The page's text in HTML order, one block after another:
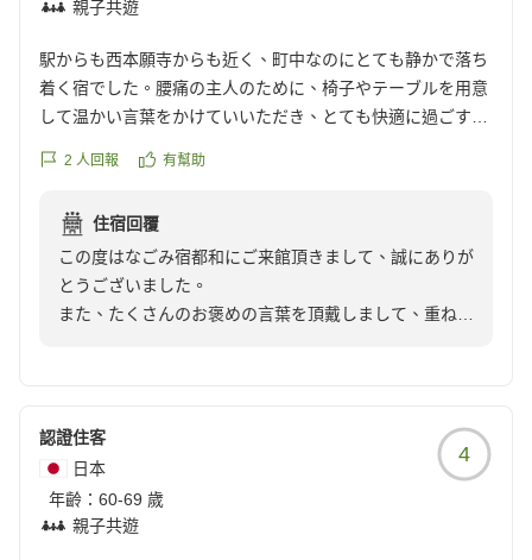
親子共遊
駅からも西本願寺からも近く、町中なのにとても静かで落ち
着く宿でした。腰痛の主人のために、椅子やテーブルを用意
して温かい言葉をかけていいただき、とても快適に過ごすこ
お料理も、とても美味しかったです。
2 人回報 有幫助
住宿回覆
この度はなごみ宿都和にご来館頂きまして、誠にありが
とうございました。
また、たくさんのお褒めの言葉を頂戴しまして、重ねて
ごゆっくりとお過ごし頂けたようで、何よりでございま
椅子テーブルのお席、お喜び頂けてホッと致しました。
美味しそうにお食事を楽しんで頂けたと、担当のスタッ
認證住客
日本
年齡： 60-69 歲
親子共遊
4